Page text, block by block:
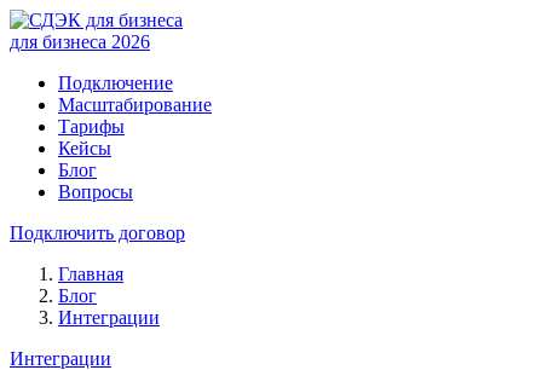
для бизнеса 2026
Подключение
Масштабирование
Тарифы
Кейсы
Блог
Вопросы
Подключить договор
Главная
Блог
Интеграции
Интеграции